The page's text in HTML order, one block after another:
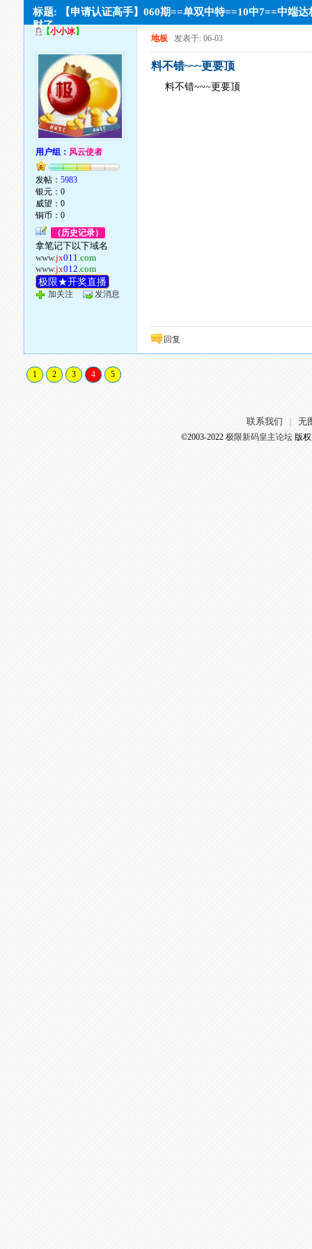
标题: 【申请认证高手】060期==单双中特==10中7==中端
财了
【小小冰】
用户组： 风云使者
发帖：5983
银元：0
威望：0
铜币：0
（历史记录）
拿笔记下以下域名
www.jx011.com
www.jx012.com
极限★开奖直播
加关注 发消息
地板 发表于: 06-03
料不错~~~更要顶
料不错~~~更要顶
回复
1 2 3 4 5
联系我们 无
©2003-2022 极限新码皇主论坛版权